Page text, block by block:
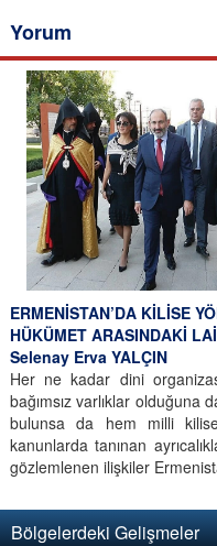
Yorum
ERMENİSTAN’DA KİLİSE
HÜKÜMET ARASINDAKİ
Selenay Erva YALÇIN
Her ne kadar dini
bağımsız varlıklar olduğuna
bulunsa da hem milli
kanunlarda tanınan
gözlemlenen ilişkiler
Bölgelerdeki Gelişmeler